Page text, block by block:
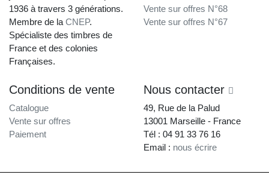
1936 à travers 3 générations.
Membre de la CNEP.
Spécialiste des timbres de
France et des colonies
Françaises.
Vente sur offres N°68
Vente sur offres N°67
Conditions de vente
Catalogue
Vente sur offres
Paiement
Nous contacter
49, Rue de la Palud
13001 Marseille - France
Tél : 04 91 33 76 16
Email : nous écrire